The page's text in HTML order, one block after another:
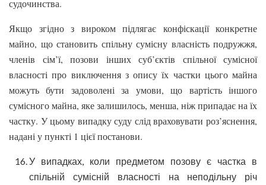
судочинства.
Якщо згідно з вироком підлягає конфіскації конкретне
майно, що становить спільну сумісну власність подружжя,
членів сім’ї, позови інших суб’єктів спільної сумісної
власності про виключення з опису їх частки цього майна
можуть бути задоволені за умови, що вартість іншого
сумісного майна, яке залишилось, менша, ніж припадає на їх
частку. У цьому випадку суду слід враховувати роз’яснення,
надані у пункті 1 цієї постанови.
У випадках, коли предметом позову є частка в
спільній сумісній власності на неподільну річ